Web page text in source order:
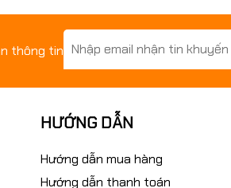
thông tin
HƯỚNG DẪN
Hướng dẫn mua hàng
Hướng dẫn thanh toán